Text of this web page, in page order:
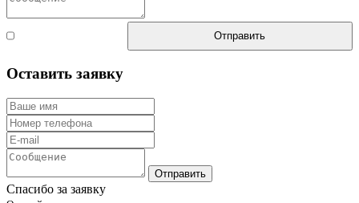
Отправить
Оставить заявку
Отправить
Спасибо за заявку